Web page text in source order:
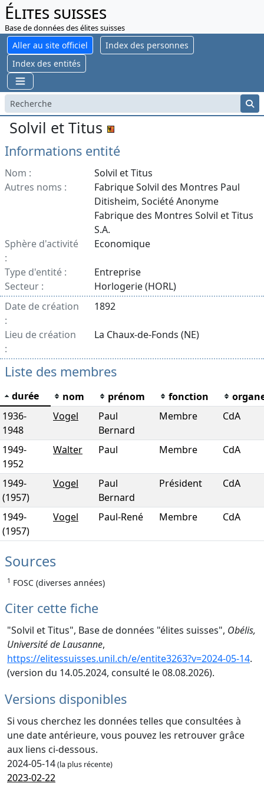
Élites suisses
Base de données des élites suisses
Aller au site officiel
Index des personnes
Index des entités
Solvil et Titus
Informations entité
Nom :
Solvil et Titus
Autres noms :
Fabrique Solvil des Montres Paul
Ditisheim, Société Anonyme
Fabrique des Montres Solvil et Titus
S.A.
Sphère d'activité
:
Economique
Type d'entité :
Entreprise
Secteur :
Horlogerie (HORL)
Date de création
:
1892
Lieu de création
:
La Chaux-de-Fonds (NE)
Liste des membres
durée nom prénom fonction
1936-
1948
Vogel
Paul
Bernard
Membre CdA
1949-
1952
Walter Paul Membre CdA
1949-
(1957)
Vogel
Paul
Bernard
Président CdA
1949-
(1957)
Vogel Paul-René Membre CdA
Sources
1 FOSC (diverses années)
Citer cette fiche
"Solvil et Titus", Base de données "élites suisses", Obélis,
Université de Lausanne,
https://elitessuisses.unil.ch/e/entite3263?v=2024-05-14.
(version du 14.05.2024, consulté le 08.08.2026).
Versions disponibles
Si vous cherchez les données telles que consultées à
une date antérieure, vous pouvez les retrouver grâce
aux liens ci-dessous.
2024-05-14(la plus récente)
2023-02-22